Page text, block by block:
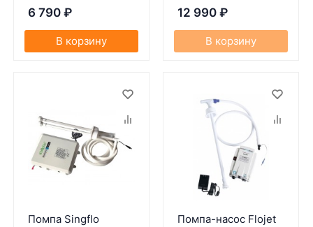
6 790 ₽
В корзину
12 990 ₽
В корзину
Помпа Singflo
Помпа-насос Flojet